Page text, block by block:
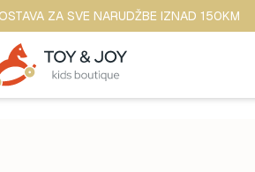
ZA SVE NARUDŽBE IZNAD 150KM